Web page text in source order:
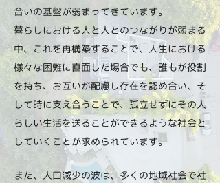
合いの基盤が弱まってきています。
暮らしにおける人と人とのつながりが弱まる
中、これを再構築することで、人生における
様々な困難に直面した場合でも、誰もが役割
を持ち、お互いが配慮し存在を認め合い、そ
して時に支え合うことで、孤立せずにその人
らしい生活を送ることができるような社会と
していくことが求められています。
また、人口減少の波は、多くの地域社会で社